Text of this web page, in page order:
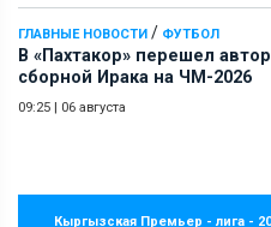
ГЛАВНЫЕ НОВОСТИ / ФУТБОЛ
В «Пахтакор» перешел
сборной Ирака на ЧМ-2026
09:25 | 06 августа
Кыргызская Премьер - лига -